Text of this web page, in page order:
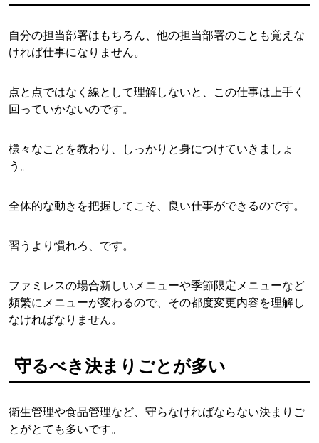
自分の担当部署はもちろん、他の担当部署のことも覚えな
ければ仕事になりません。
点と点ではなく線として理解しないと、この仕事は上手く
回っていかないのです。
様々なことを教わり、しっかりと身につけていきましょ
う。
全体的な動きを把握してこそ、良い仕事ができるのです。
習うより慣れろ、です。
ファミレスの場合新しいメニューや季節限定メニューなど
頻繁にメニューが変わるので、その都度変更内容を理解し
なければなりません。
守るべき決まりごとが多い
衛生管理や食品管理など、守らなければならない決まりご
とがとても多いです。